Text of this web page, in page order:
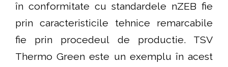
în conformitate cu standardele nZEB fie
prin caracteristicile tehnice remarcabile
fie prin procedeul de productie. TSV
Thermo Green este un exemplu în acest